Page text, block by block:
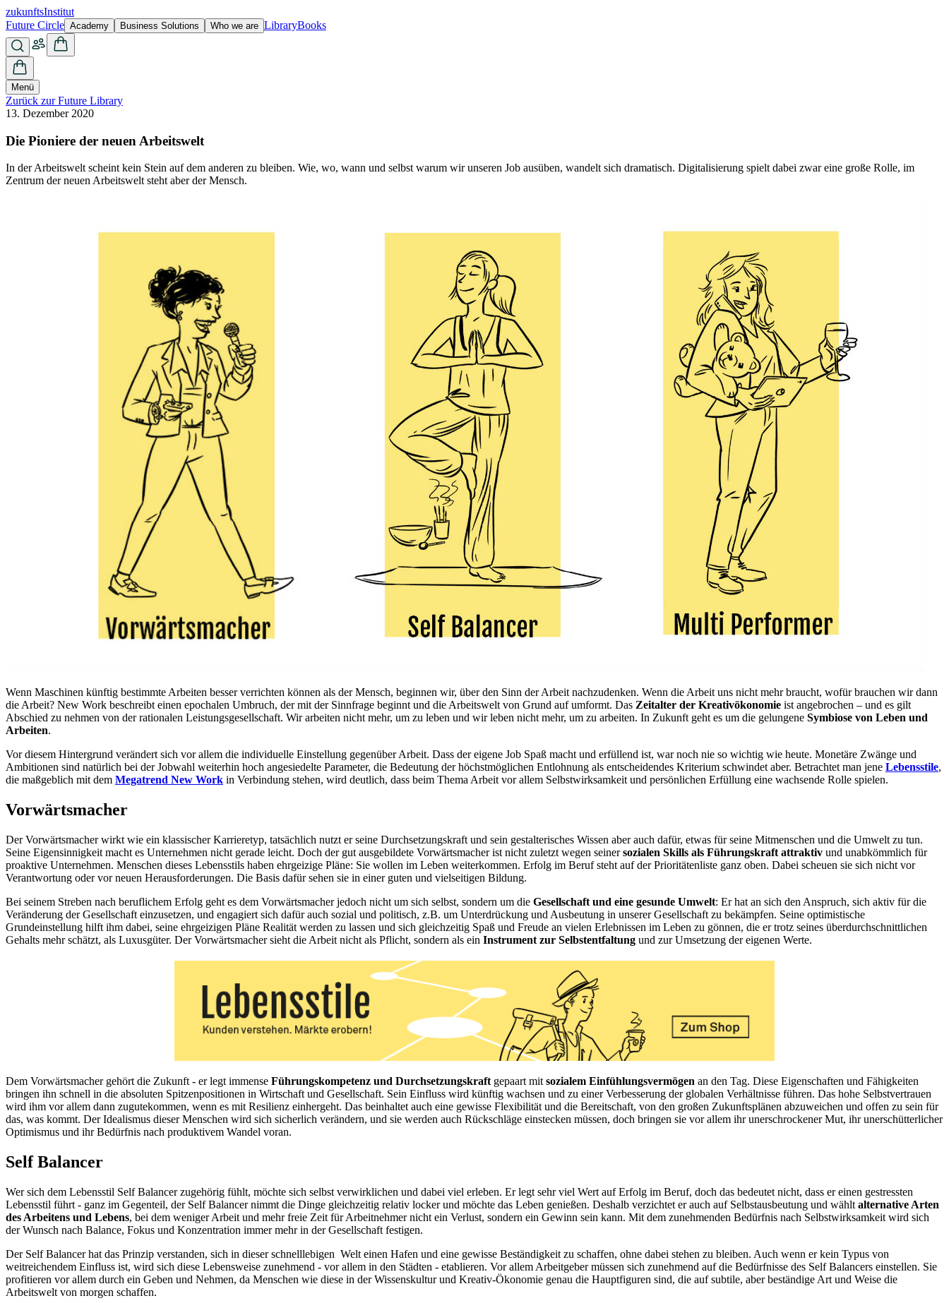
zukunftsInstitut
Future Circle Academy Business Solutions Who we are LibraryBooks
Menü
Zurück zur Future Library
13. Dezember 2020
Die Pioniere der neuen Arbeitswelt
In der Arbeitswelt scheint kein Stein auf dem anderen zu bleiben. Wie, wo, wann und selbst warum wir unseren Job ausüben, wandelt sich dramatisch. Digitalisierung spielt dabei zwar eine große Rolle, im
Zentrum der neuen Arbeitswelt steht aber der Mensch.
Wenn Maschinen künftig bestimmte Arbeiten besser verrichten können als der Mensch, beginnen wir, über den Sinn der Arbeit nachzudenken. Wenn die Arbeit uns nicht mehr braucht, wofür brauchen wir dann
die Arbeit? New Work beschreibt einen epochalen Umbruch, der mit der Sinnfrage beginnt und die Arbeitswelt von Grund auf umformt. Das Zeitalter der Kreativökonomie ist angebrochen – und es gilt
Abschied zu nehmen von der rationalen Leistungsgesellschaft. Wir arbeiten nicht mehr, um zu leben und wir leben nicht mehr, um zu arbeiten. In Zukunft geht es um die gelungene Symbiose von Leben und
Arbeiten.
Vor diesem Hintergrund verändert sich vor allem die individuelle Einstellung gegenüber Arbeit. Dass der eigene Job Spaß macht und erfüllend ist, war noch nie so wichtig wie heute. Monetäre Zwänge und
Ambitionen sind natürlich bei der Jobwahl weiterhin hoch angesiedelte Parameter, die Bedeutung der höchstmöglichen Entlohnung als entscheidendes Kriterium schwindet aber. Betrachtet man jene Lebensstile,
die maßgeblich mit dem Megatrend New Work in Verbindung stehen, wird deutlich, dass beim Thema Arbeit vor allem Selbstwirksamkeit und persönlichen Erfüllung eine wachsende Rolle spielen.
Vorwärtsmacher
Der Vorwärtsmacher wirkt wie ein klassischer Karrieretyp, tatsächlich nutzt er seine Durchsetzungskraft und sein gestalterisches Wissen aber auch dafür, etwas für seine Mitmenschen und die Umwelt zu tun.
Seine Eigensinnigkeit macht es Unternehmen nicht gerade leicht. Doch der gut ausgebildete Vorwärtsmacher ist nicht zuletzt wegen seinersozialen Skills als Führungskraft attraktiv und unabkömmlich für
proaktive Unternehmen. Menschen dieses Lebensstils haben ehrgeizige Pläne: Sie wollen im Leben weiterkommen. Erfolg im Beruf steht auf der Prioritätenliste ganz oben. Dabei scheuen sie sich nicht vor
Verantwortung oder vor neuen Herausforderungen. Die Basis dafür sehen sie in einer guten und vielseitigen Bildung.
Bei seinem Streben nach beruflichem Erfolg geht es dem Vorwärtsmacher jedoch nicht um sich selbst, sondern um die Gesellschaft und eine gesunde Umwelt: Er hat an sich den Anspruch, sich aktiv für die
Veränderung der Gesellschaft einzusetzen, und engagiert sich dafür auch sozial und politisch, z.B. um Unterdrückung und Ausbeutung in unserer Gesellschaft zu bekämpfen. Seine optimistische
Grundeinstellung hilft ihm dabei, seine ehrgeizigen Pläne Realität werden zu lassen und sich gleichzeitig Spaß und Freude an vielen Erlebnissen im Leben zu gönnen, die er trotz seines überdurchschnittlichen
Gehalts mehr schätzt, als Luxusgüter. Der Vorwärtsmacher sieht die Arbeit nicht als Pflicht, sondern als ein Instrument zur Selbstentfaltung und zur Umsetzung der eigenen Werte.
Dem Vorwärtsmacher gehört die Zukunft - er legt immense Führungskompetenz und Durchsetzungskraft gepaart mit sozialem Einfühlungsvermögen an den Tag. Diese Eigenschaften und Fähigkeiten
bringen ihn schnell in die absoluten Spitzenpositionen in Wirtschaft und Gesellschaft. Sein Einfluss wird künftig wachsen und zu einer Verbesserung der globalen Verhältnisse führen. Das hohe Selbstvertrauen
wird ihm vor allem dann zugutekommen, wenn es mit Resilienz einhergeht. Das beinhaltet auch eine gewisse Flexibilität und die Bereitschaft, von den großen Zukunftsplänen abzuweichen und offen zu sein für
das, was kommt. Der Idealismus dieser Menschen wird sich sicherlich verändern, und sie werden auch Rückschläge einstecken müssen, doch bringen sie vor allem ihr unerschrockener Mut, ihr unerschütterlicher
Optimismus und ihr Bedürfnis nach produktivem Wandel voran.
Self Balancer
Wer sich dem Lebensstil Self Balancer zugehörig fühlt, möchte sich selbst verwirklichen und dabei viel erleben. Er legt sehr viel Wert auf Erfolg im Beruf, doch das bedeutet nicht, dass er einen gestressten
Lebensstil führt - ganz im Gegenteil, der Self Balancer nimmt die Dinge gleichzeitig relativ locker und möchte das Leben genießen. Deshalb verzichtet er auch auf Selbstausbeutung und wählt alternative Arten
des Arbeitens und Lebens, bei dem weniger Arbeit und mehr freie Zeit für Arbeitnehmer nicht ein Verlust, sondern ein Gewinn sein kann. Mit dem zunehmenden Bedürfnis nach Selbstwirksamkeit wird sich
der Wunsch nach Balance, Fokus und Konzentration immer mehr in der Gesellschaft festigen.
Der Self Balancer hat das Prinzip verstanden, sich in dieser schnelllebigen Welt einen Hafen und eine gewisse Beständigkeit zu schaffen, ohne dabei stehen zu bleiben. Auch wenn er kein Typus von
weitreichendem Einfluss ist, wird sich diese Lebensweise zunehmend - vor allem in den Städten - etablieren. Vor allem Arbeitgeber müssen sich zunehmend auf die Bedürfnisse des Self Balancers einstellen. Sie
profitieren vor allem durch ein Geben und Nehmen, da Menschen wie diese in der Wissenskultur und Kreativ-Ökonomie genau die Hauptfiguren sind, die auf subtile, aber beständige Art und Weise die
Arbeitswelt von morgen schaffen.